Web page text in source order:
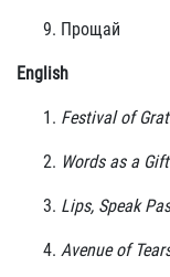
Прощай
English
Festival of
Words as a Gift
Lips, Speak
Avenue of